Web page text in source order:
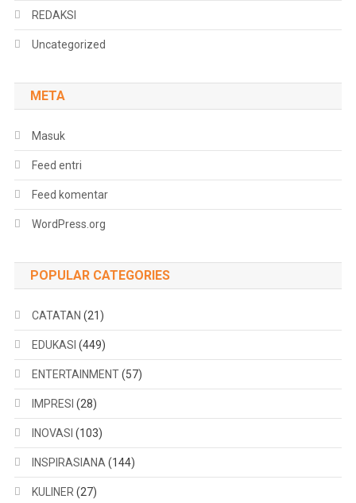
REDAKSI
Uncategorized
META
Masuk
Feed entri
Feed komentar
WordPress.org
POPULAR CATEGORIES
CATATAN (21)
EDUKASI (449)
ENTERTAINMENT(57)
IMPRESI (28)
INOVASI (103)
INSPIRASIANA(144)
KULINER(27)